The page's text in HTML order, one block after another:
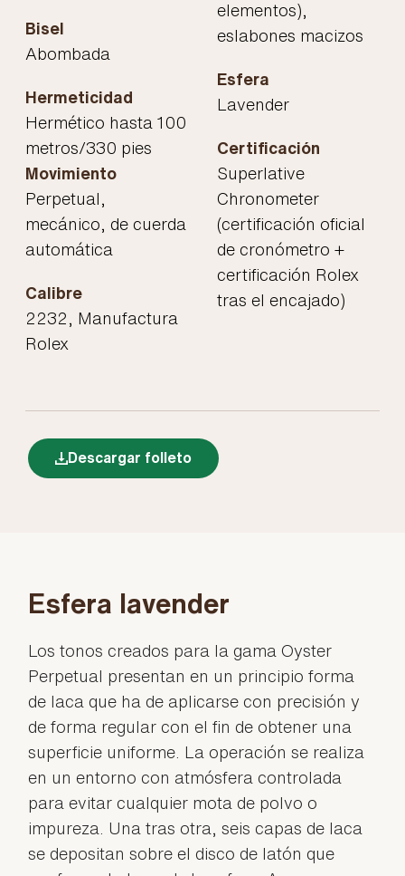
Bisel
Abombada
Hermeticidad
Hermético hasta 100
metros/330 pies
Movimiento
Perpetual,
mecánico, de cuerda
automática
Calibre
2232, Manufactura
Rolex
elementos),
eslabones macizos
Esfera
Lavender
Certificación
Superlative
Chronometer
(certificación oficial
de cronómetro +
certificación Rolex
tras el encajado)
Descargar folleto
Esfera lavender
Los tonos creados para la gama Oyster
Perpetual presentan en un principio forma
de laca que ha de aplicarse con precisión y
de forma regular con el fin de obtener una
superficie uniforme. La operación se realiza
en un entorno con atmósfera controlada
para evitar cualquier mota de polvo o
impureza. Una tras otra, seis capas de laca
se depositan sobre el disco de latón que